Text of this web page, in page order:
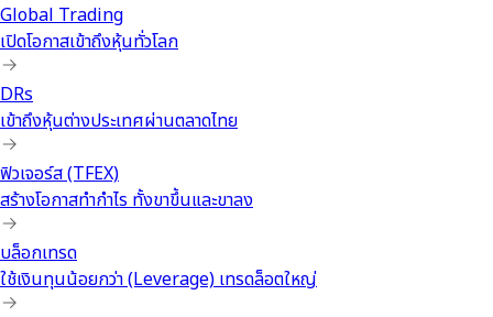
Global Trading
เปิดโอกาสเข้าถึงหุ้นทั่วโลก
DRs
เข้าถึงหุ้นต่างประเทศผ่านตลาดไทย
ฟิวเจอร์ส (TFEX)
สร้างโอกาสทำกำไร ทั้งขาขึ้นและขาลง
บล็อกเทรด
ใช้เงินทุนน้อยกว่า (Leverage) เทรดล็อตใหญ่